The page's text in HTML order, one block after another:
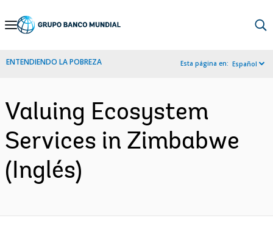
Skip
Navigation
ENTENDIENDO LA POBREZA Esta página en: Español
Valuing Ecosystem
Services in Zimbabwe
(Inglés)